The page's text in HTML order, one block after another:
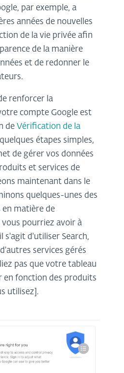
par exemple, a
années de nouvelles
de la vie privée afin
de la manière
et de redonner le
renforcer la
compte Google est
de Vérification de la
étapes simples,
de gérer vos données
et services de
maintenant dans le
quelques-unes des
en matière de
pourriez avoir à
s'agit d'utiliser Search,
services gérés
pas que votre tableau
en fonction des produits
utilisez].